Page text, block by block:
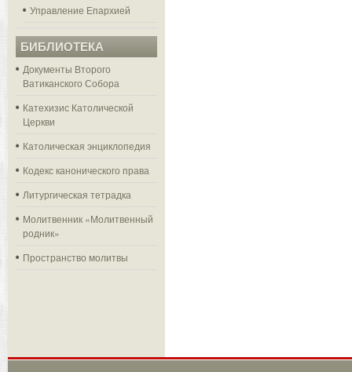
Управление Епархией
БИБЛИОТЕКА
Документы Второго
Ватиканского Собора
Катехизис Католической
Церкви
Католическая энциклопедия
Кодекс канонического права
Литургическая тетрадка
Молитвенник «Молитвенный
родник»
Пространство молитвы